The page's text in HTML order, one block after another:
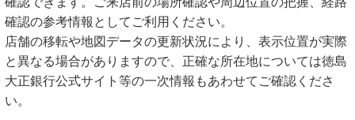
確認の参考情報としてご利用ください。
店舗の移転や地図データの更新状況により、表示位置が実際
と異なる場合がありますので、正確な所在地については徳島
大正銀行公式サイト等の一次情報もあわせてご確認くださ
い。